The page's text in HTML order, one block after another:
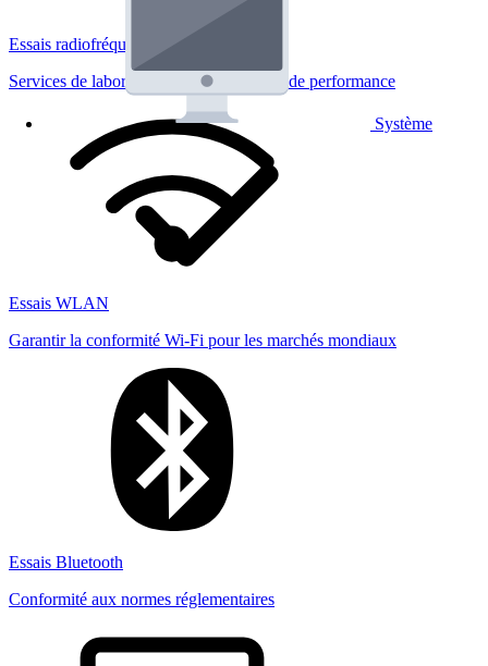
Système
Essais radiofréquences
Services de laboratoire réglementaires et de performance
Essais WLAN
Garantir la conformité Wi-Fi pour les marchés mondiaux
Essais Bluetooth
Conformité aux normes réglementaires